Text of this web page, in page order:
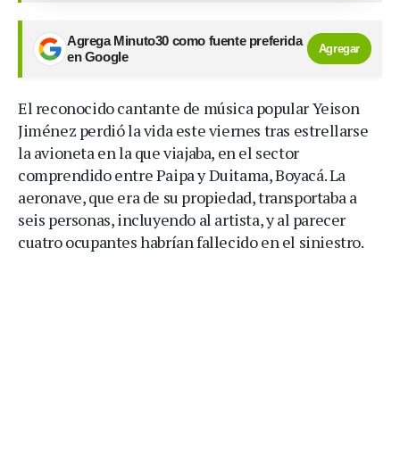
Agrega Minuto30 como fuente preferida
en Google
Agregar
El reconocido cantante de música popular Yeison
Jiménez perdió la vida este viernes tras estrellarse
la avioneta en la que viajaba, en el sector
comprendido entre Paipa y Duitama, Boyacá. La
aeronave, que era de su propiedad, transportaba a
seis personas, incluyendo al artista, y al parecer
cuatro ocupantes habrían fallecido en el siniestro.